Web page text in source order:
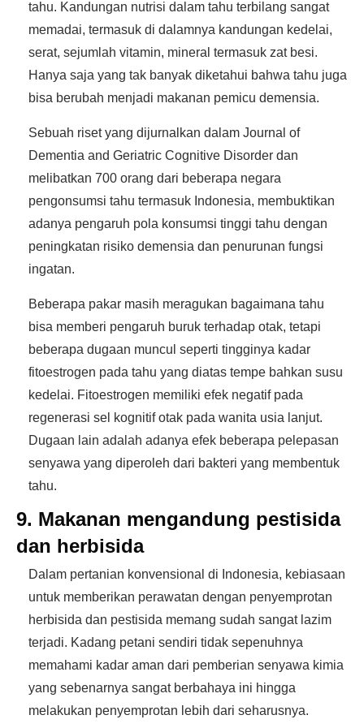
tahu. Kandungan nutrisi dalam tahu terbilang sangat
memadai, termasuk di dalamnya kandungan kedelai,
serat, sejumlah vitamin, mineral termasuk zat besi.
Hanya saja yang tak banyak diketahui bahwa tahu juga
bisa berubah menjadi makanan pemicu demensia.
Sebuah riset yang dijurnalkan dalam Journal of
Dementia and Geriatric Cognitive Disorder dan
melibatkan 700 orang dari beberapa negara
pengonsumsi tahu termasuk Indonesia, membuktikan
adanya pengaruh pola konsumsi tinggi tahu dengan
peningkatan risiko demensia dan penurunan fungsi
ingatan.
Beberapa pakar masih meragukan bagaimana tahu
bisa memberi pengaruh buruk terhadap otak, tetapi
beberapa dugaan muncul seperti tingginya kadar
fitoestrogen pada tahu yang diatas tempe bahkan susu
kedelai. Fitoestrogen memiliki efek negatif pada
regenerasi sel kognitif otak pada wanita usia lanjut.
Dugaan lain adalah adanya efek beberapa pelepasan
senyawa yang diperoleh dari bakteri yang membentuk
tahu.
9. Makanan mengandung pestisida
dan herbisida
Dalam pertanian konvensional di Indonesia, kebiasaan
untuk memberikan perawatan dengan penyemprotan
herbisida dan pestisida memang sudah sangat lazim
terjadi. Kadang petani sendiri tidak sepenuhnya
memahami kadar aman dari pemberian senyawa kimia
yang sebenarnya sangat berbahaya ini hingga
melakukan penyemprotan lebih dari seharusnya.